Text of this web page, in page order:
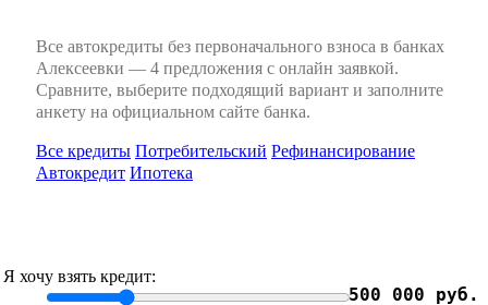
Все автокредиты без первоначального взноса в банках
Алексеевки — 4 предложения с онлайн заявкой.
Сравните, выберите подходящий вариант и заполните
анкету на официальном сайте банка.
Все кредиты Потребительский Рефинансирование
Автокредит Ипотека
Я хочу взять кредит:
500 000 руб.